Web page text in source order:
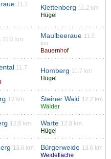
11.1
Klettenberg 11.2 km
Hügel
11.3 km
Maulbeeraue 11.5
km
Bauernhof
11.7
Homberg 11.7 km
Hügel
12 km
Steiner Wald 12.2 km
Wälder
12.6 km
Warte 12.8 km
Hügel
13.6 km
Bürgerweide 13.6 km
Weidefläche